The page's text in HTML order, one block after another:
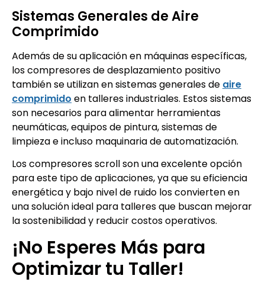
Sistemas Generales de Aire
Comprimido
Además de su aplicación en máquinas específicas,
los compresores de desplazamiento positivo
también se utilizan en sistemas generales de aire
comprimido en talleres industriales. Estos sistemas
son necesarios para alimentar herramientas
neumáticas, equipos de pintura, sistemas de
limpieza e incluso maquinaria de automatización.
Los compresores scroll son una excelente opción
para este tipo de aplicaciones, ya que su eficiencia
energética y bajo nivel de ruido los convierten en
una solución ideal para talleres que buscan mejorar
la sostenibilidad y reducir costos operativos.
¡No Esperes Más para
Optimizar tu Taller!